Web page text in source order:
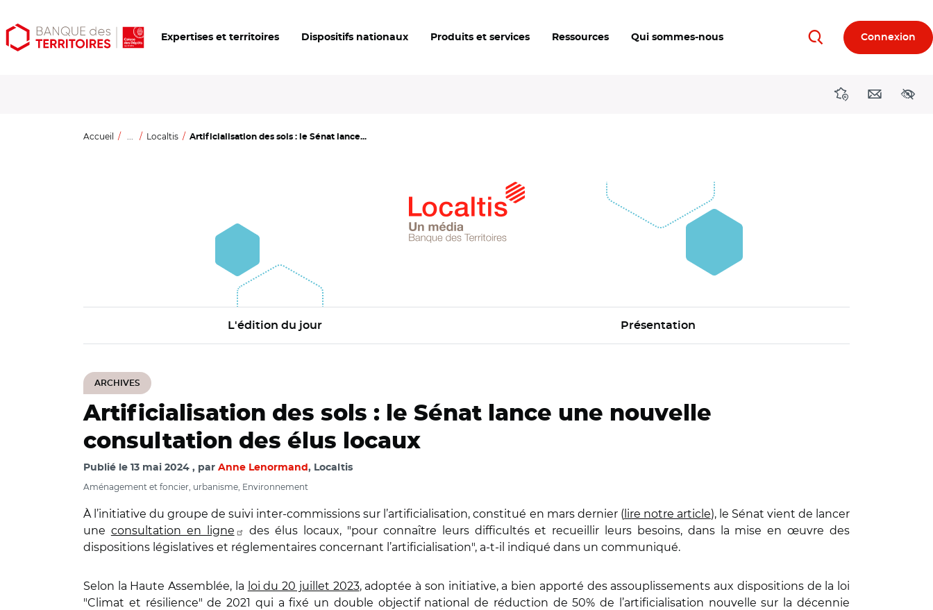
Aller
au
Aller
au
Ouvrir
les
Expertises et territoires Dispositifs nationaux Produits et services Ressources Qui sommes-nous RechercherConnexion
DirectionsContact
Accueil ... Localtis Artificialisation des sols : le Sénat lance...
L'édition du jour Présentation
ARCHIVES
Artificialisation des sols : le Sénat lance une nouvelle
consultation des élus locaux
Publié le 13 mai 2024 par Anne Lenormand , Localtis
Aménagement et foncier, urbanisme, Environnement
À l’initiative du groupe de suivi inter‑commissions sur l’artificialisation, constitué en mars dernier (lire notre article), le Sénat vient de lancer
une consultation en ligne
des élus locaux, "pour connaître leurs difficultés et recueillir leurs besoins, dans la mise en œuvre des
dispositions législatives et réglementaires concernant l’artificialisation", a-t-il indiqué dans un communiqué.
Selon la Haute Assemblée, la loi du 20 juillet 2023, adoptée à son initiative, a bien apporté des assouplissements aux dispositions de la loi
"Climat et résilience" de 2021 qui a fixé un double objectif national de réduction de 50% de l’artificialisation nouvelle sur la décennie